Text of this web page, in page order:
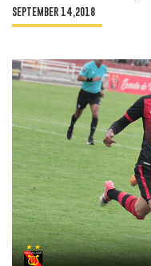
SEPTEMBER 14,2018